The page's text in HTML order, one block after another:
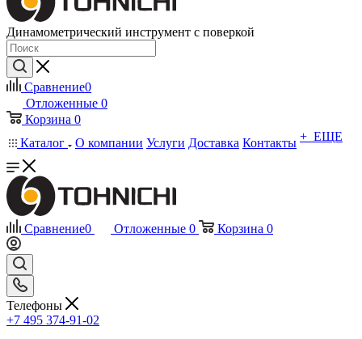
Динамометрический инструмент с поверкой
Сравнение0
Отложенные 0
Корзина 0
Каталог
О компании Услуги Доставка Контакты + ЕЩЕ
Сравнение0 Отложенные 0 Корзина 0
Телефоны
+7 495 374-91-02